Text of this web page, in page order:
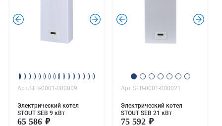
. .
Арт.SEB-0001-000009
Электрический котел
STOUT SEB 9 кВт
65 586
. .
Арт.SEB-0001-000021
Электрический котел
STOUT SEB 21 кВт
75 592